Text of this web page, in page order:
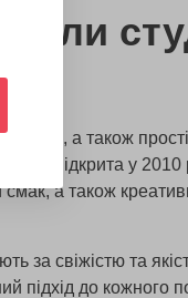
а також
була відкрита у
а також
за свіжістю та
підхід до кожного